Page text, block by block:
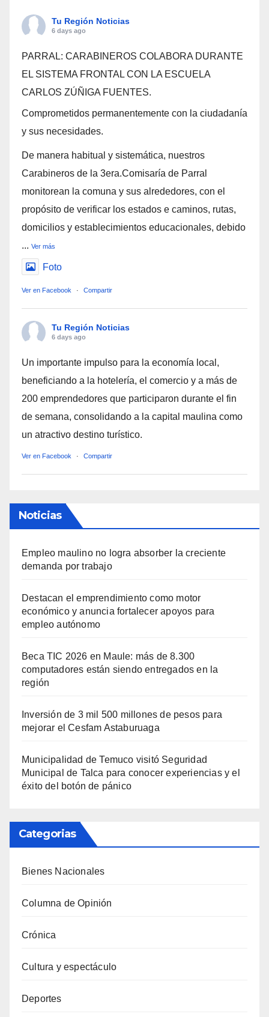
Tu Región Noticias
6 days ago
PARRAL: CARABINEROS COLABORA DURANTE
EL SISTEMA FRONTAL CON LA ESCUELA
CARLOS ZÚÑIGA FUENTES.
Comprometidos permanentemente con la ciudadanía
y sus necesidades.
De manera habitual y sistemática, nuestros
Carabineros de la 3era.Comisaría de Parral
monitorean la comuna y sus alrededores, con el
propósito de verificar los estados e caminos, rutas,
domicilios y establecimientos educacionales, debido
... Ver más
Foto
Ver en Facebook · Compartir
Tu Región Noticias
6 days ago
Un importante impulso para la economía local,
beneficiando a la hotelería, el comercio y a más de
200 emprendedores que participaron durante el fin
de semana, consolidando a la capital maulina como
un atractivo destino turístico.
Ver en Facebook · Compartir
Noticias
Empleo maulino no logra absorber la creciente
demanda por trabajo
Destacan el emprendimiento como motor
económico y anuncia fortalecer apoyos para
empleo autónomo
Beca TIC 2026 en Maule: más de 8.300
computadores están siendo entregados en la
región
Inversión de 3 mil 500 millones de pesos para
mejorar el Cesfam Astaburuaga
Municipalidad de Temuco visitó Seguridad
Municipal de Talca para conocer experiencias y el
éxito del botón de pánico
Categorias
Bienes Nacionales
Columna de Opinión
Crónica
Cultura y espectáculo
Deportes